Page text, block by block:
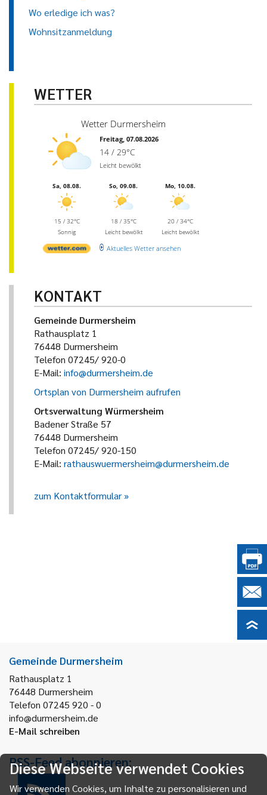
Wo erledige ich was?
Wohnsitzanmeldung
WETTER
Wetter Durmersheim
Freitag, 07.08.2026
14 / 29°C
Leicht bewölkt
Sa, 08.08.
15 / 32°C
Sonnig
So, 09.08.
18 / 35°C
Leicht bewölkt
Mo, 10.08.
20 / 34°C
Leicht bewölkt
Aktuelles Wetter ansehen
KONTAKT
Gemeinde Durmersheim
Rathausplatz 1
76448 Durmersheim
Telefon 07245/ 920-0
E-Mail: info@durmersheim.de
Ortsplan von Durmersheim aufrufen
Ortsverwaltung Würmersheim
Badener Straße 57
76448 Durmersheim
Telefon 07245/ 920-150
E-Mail: rathauswuermersheim@durmersheim.de
zum Kontaktformular
Gemeinde Durmersheim
Rathausplatz 1
76448 Durmersheim
Telefon 07245 920 - 0
info@durmersheim.de
E-Mail schreiben
RSS-Feed abonnieren:
Diese Webseite verwendet Cookies
Wir verwenden Cookies, um Inhalte zu personalisieren und